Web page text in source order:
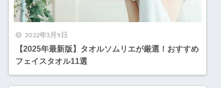
2022年3月9日
【2025年最新版】タオルソムリエが厳選！おすすめ
フェイスタオル11選